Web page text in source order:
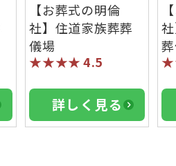
【お葬式の明倫
社】住道家族葬葬
儀場
★★★★4.5
詳しく見る